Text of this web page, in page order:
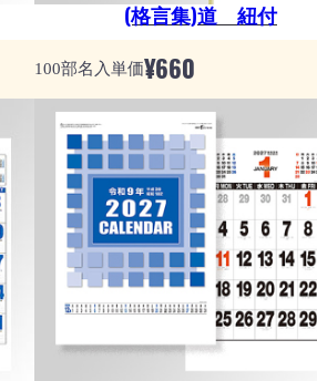
(格言集)道 紐付
100部名入単価¥660